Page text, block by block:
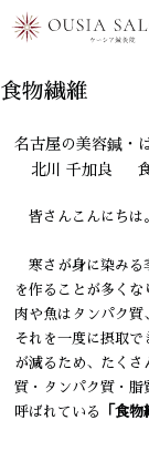
北川 千加良
食物繊維
名古屋の美容鍼・
北川 千加良
皆さんこんにちは
寒さが身に染みる
を作ることが多くな
肉や魚はタンパク質
それを一度に摂取
が減るため、たく
質・タンパク質・脂
呼ばれている
「食物